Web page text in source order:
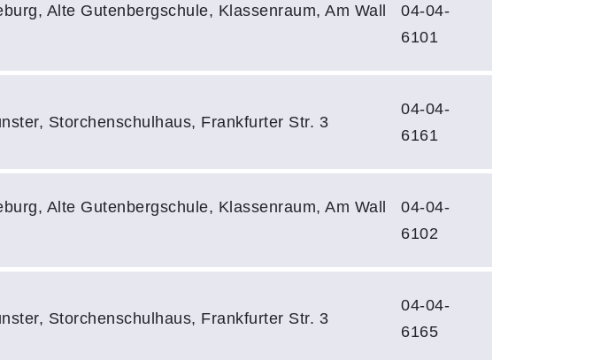
Alte Gutenbergschule, Klassenraum, Am Wall
04-04-
6101
Storchenschulhaus, Frankfurter Str. 3
04-04-
6161
Alte Gutenbergschule, Klassenraum, Am Wall
04-04-
6102
Storchenschulhaus, Frankfurter Str. 3
04-04-
6165